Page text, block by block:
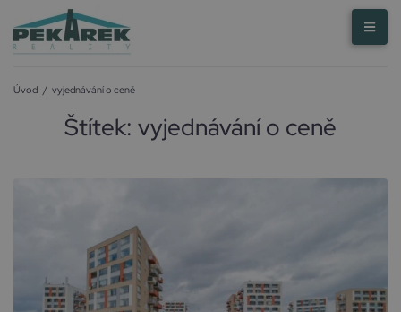
Úvod / vyjednávání o ceně
Štítek: vyjednávání o ceně